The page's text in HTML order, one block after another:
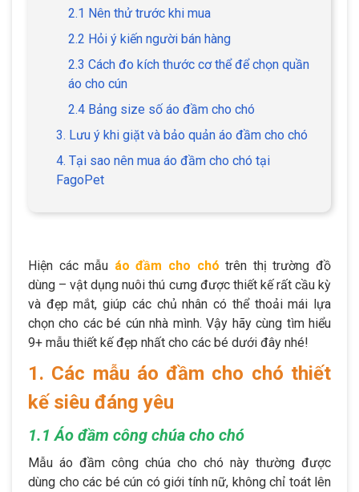
2.1 Nên thử trước khi mua
2.2 Hỏi ý kiến người bán hàng
2.3 Cách đo kích thước cơ thể để chọn quần
áo cho cún
2.4 Bảng size số áo đầm cho chó
3. Lưu ý khi giặt và bảo quản áo đầm cho chó
4. Tại sao nên mua áo đầm cho chó tại
FagoPet
Hiện các mẫu áo đầm cho chó trên thị trường đồ
dùng – vật dụng nuôi thú cưng được thiết kế rất cầu kỳ
và đẹp mắt, giúp các chủ nhân có thể thoải mái lựa
chọn cho các bé cún nhà mình. Vậy hãy cùng tìm hiểu
9+ mẫu thiết kế đẹp nhất cho các bé dưới đây nhé!
1. Các mẫu áo đầm cho chó thiết
kế siêu đáng yêu
1.1 Áo đầm công chúa cho chó
Mẫu áo đầm công chúa cho chó này thường được
dùng cho các bé cún có giới tính nữ, không chỉ toát lên